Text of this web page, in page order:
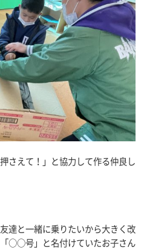
さえて！」と協力して作る仲良し
達と一緒に乗りたいから大きく改
○○号」と名付けていたお子さん